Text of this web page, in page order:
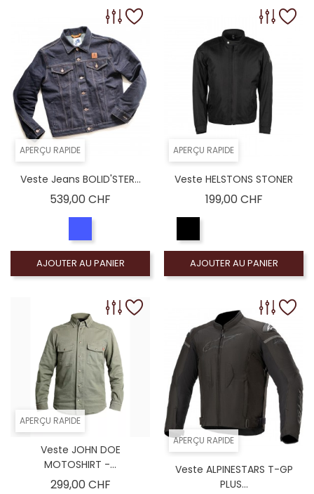
APERÇU RAPIDE
Veste Jeans BOLID'STER...
539,00 CHF
AJOUTER AU PANIER
APERÇU RAPIDE
Veste HELSTONS STONER
199,00 CHFPrix
AJOUTER AU PANIER
APERÇU RAPIDE
Veste JOHN DOE
MOTOSHIRT -...
299,00 CHFPrix
APERÇU RAPIDE
Veste ALPINESTARS T-GP
PLUS...